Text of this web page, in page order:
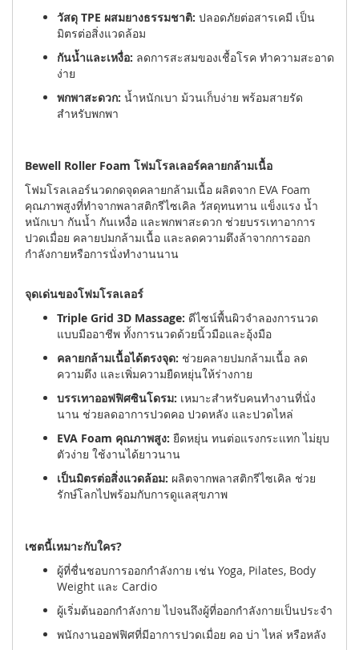
วัสดุ TPE ผสมยางธรรมชาติ: ปลอดภัยต่อสารเคมี เป็น
มิตรต่อสิ่งแวดล้อม
กันน้ำและเหงื่อ: ลดการสะสมของเชื้อโรค ทำความสะอาด
ง่าย
พกพาสะดวก: น้ำหนักเบา ม้วนเก็บง่าย พร้อมสายรัด
สำหรับพกพา
Bewell Roller Foam โฟมโรลเลอร์คลายกล้ามเนื้อ
โฟมโรลเลอร์นวดกดจุดคลายกล้ามเนื้อ ผลิตจาก EVA Foam
คุณภาพสูงที่ทำจากพลาสติกรีไซเคิล วัสดุทนทาน แข็งแรง น้ำ
หนักเบา กันน้ำ กันเหงื่อ และพกพาสะดวก ช่วยบรรเทาอาการ
ปวดเมื่อย คลายปมกล้ามเนื้อ และลดความตึงล้าจากการออก
กำลังกายหรือการนั่งทำงานนาน
จุดเด่นของโฟมโรลเลอร์
Triple Grid 3D Massage: ดีไซน์พื้นผิวจำลองการนวด
แบบมืออาชีพ ทั้งการนวดด้วยนิ้วมือและอุ้งมือ
คลายกล้ามเนื้อได้ตรงจุด: ช่วยคลายปมกล้ามเนื้อ ลด
ความตึง และเพิ่มความยืดหยุ่นให้ร่างกาย
บรรเทาออฟฟิศซินโดรม: เหมาะสำหรับคนทำงานที่นั่ง
นาน ช่วยลดอาการปวดคอ ปวดหลัง และปวดไหล่
EVA Foam คุณภาพสูง: ยืดหยุ่น ทนต่อแรงกระแทก ไม่ยุบ
ตัวง่าย ใช้งานได้ยาวนาน
เป็นมิตรต่อสิ่งแวดล้อม: ผลิตจากพลาสติกรีไซเคิล ช่วย
รักษ์โลกไปพร้อมกับการดูแลสุขภาพ
เซตนี้เหมาะกับใคร?
ผู้ที่ชื่นชอบการออกกำลังกาย เช่น Yoga, Pilates, Body
Weight และ Cardio
ผู้เริ่มต้นออกกำลังกาย ไปจนถึงผู้ที่ออกกำลังกายเป็นประจำ
พนักงานออฟฟิศที่มีอาการปวดเมื่อย คอ บ่า ไหล่ หรือหลัง